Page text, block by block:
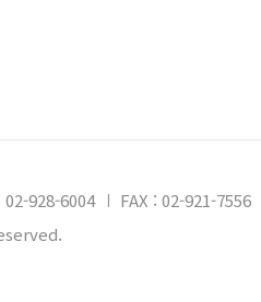
02-928-6004 FAX : 02-921-7556